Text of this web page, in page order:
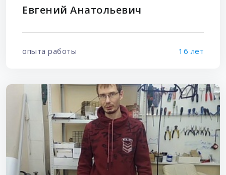
Евгений Анатольевич
опыта работы 16 лет